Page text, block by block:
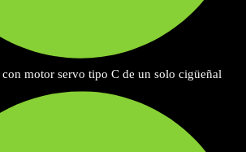
con motor servo tipo C de un solo cigüeñal